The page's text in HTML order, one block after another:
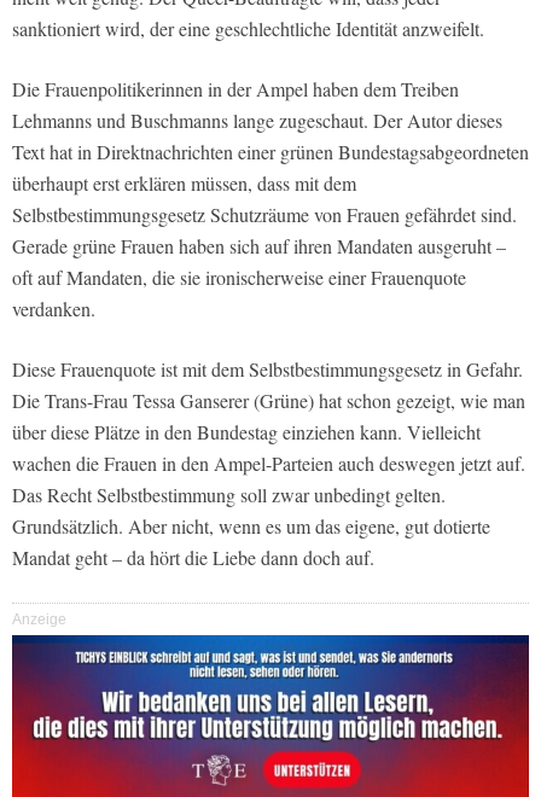
sanktioniert wird, der eine geschlechtliche Identität anzweifelt.
Die Frauenpolitikerinnen in der Ampel haben dem Treiben
Lehmanns und Buschmanns lange zugeschaut. Der Autor dieses
Text hat in Direktnachrichten einer grünen Bundestagsabgeordneten
überhaupt erst erklären müssen, dass mit dem
Selbstbestimmungsgesetz Schutzräume von Frauen gefährdet sind.
Gerade grüne Frauen haben sich auf ihren Mandaten ausgeruht –
oft auf Mandaten, die sie ironischerweise einer Frauenquote
verdanken.
Diese Frauenquote ist mit dem Selbstbestimmungsgesetz in Gefahr.
Die Trans-Frau Tessa Ganserer (Grüne) hat schon gezeigt, wie man
über diese Plätze in den Bundestag einziehen kann. Vielleicht
wachen die Frauen in den Ampel-Parteien auch deswegen jetzt auf.
Das Recht Selbstbestimmung soll zwar unbedingt gelten.
Grundsätzlich. Aber nicht, wenn es um das eigene, gut dotierte
Mandat geht – da hört die Liebe dann doch auf.
Anzeige